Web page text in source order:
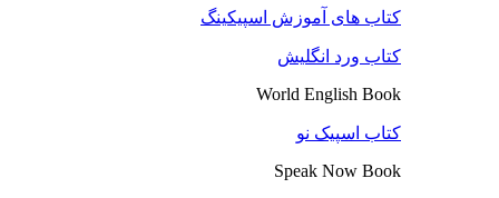
کتاب های آموزش اسپیکینگ
کتاب ورد انگلیش
World English Book
کتاب اسپیک نو
Speak Now Book